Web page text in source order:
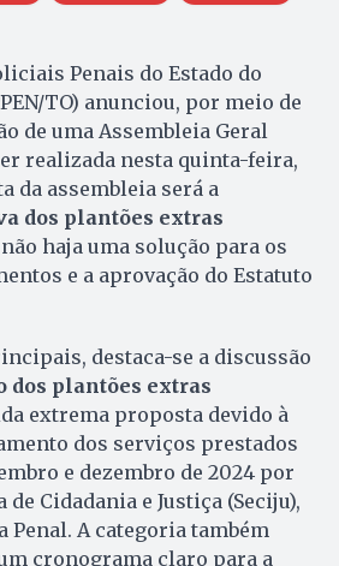
Penais do Estado do
TO) anunciou, por meio de
de uma Assembleia Geral
realizada nesta quinta-feira,
da assembleia será a
dos plantões extras
não haja uma solução para os
e a aprovação do Estatuto
destaca-se a discussão
dos plantões extras
extrema proposta devido à
dos serviços prestados
e dezembro de 2024 por
Cidadania e Justiça (Seciju),
Penal. A categoria também
cronograma claro para a